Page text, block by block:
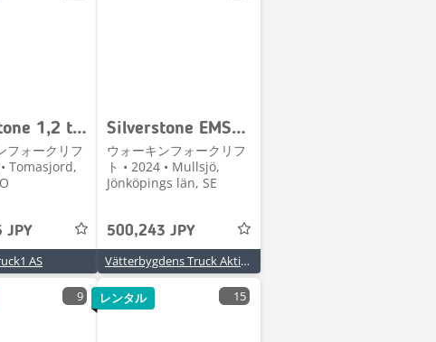
Silverstone 1,2 tonns ledestabler 1,6 - 4,0 m løftehøyde
フォークリフ
• Tomasjord,
JPY
AS
Silverstone EMS-1035, 3500 mm
ウォーキンフォークリフ
ト • 2024 • Mullsjö,
Jönköpings län, SE
500,243 JPY
Vätterbygdens Truck Aktiebolag
9 15
レンタル